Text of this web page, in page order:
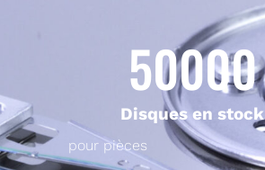
Disques en stock
50000
pour pièces